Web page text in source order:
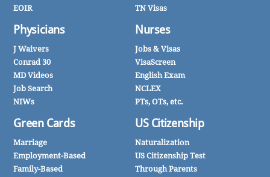
EOIR
Physicians
J Waivers
Conrad 30
MD Videos
Job Search
NIWs
Green Cards
Marriage
Employment-Based
Family-Based
TN Visas
Nurses
Jobs & Visas
VisaScreen
English Exam
NCLEX
PTs, OTs, etc.
US Citizenship
Naturalization
US Citizenship Test
Through Parents